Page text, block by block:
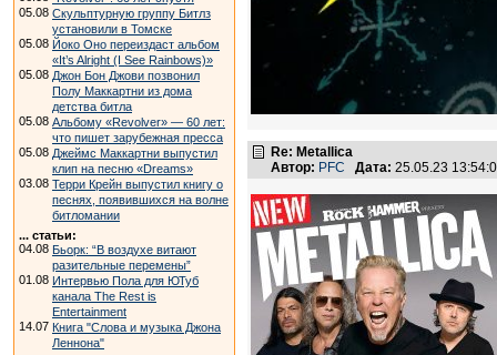
05.08 Скульптурную группу Битлз
установили в Томске
05.08 Йоко Оно переиздаст альбом
«It’s Alright (I See Rainbows)»
05.08 Джон Бон Джови позвонил
Полу Маккартни из дома
детства битла
05.08 Альбому «Revolver» — 60 лет:
что пишет зарубежная пресса
05.08 Джеймс Маккартни выпустил
клип на песню «Dreams»
03.08 Терри Крейн выпустил книгу о
песнях, появившихся на волне
битломании
... статьи:
04.08 Бьорк: “В воздухе витают
разительные перемены”
01.08 Интервью Пола для ЮТуб
канала The Rest is
Entertainment
14.07 Книга "Слова и музыка Джона
Леннона"
Re: Metallica
Автор: PFC Дата: 25.05.23